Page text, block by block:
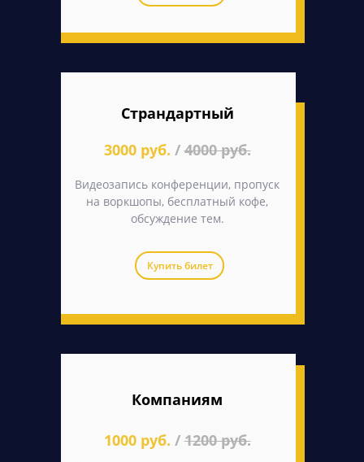
Страндартный
3000 руб. /4000 руб.
Видеозапись конференции, пропуск
на воркшопы, бесплатный кофе,
обсуждение тем.
Компаниям
1000 руб. /1200 руб.
Купить билет